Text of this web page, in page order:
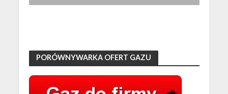
PORÓWNYWARKA OFERT GAZU